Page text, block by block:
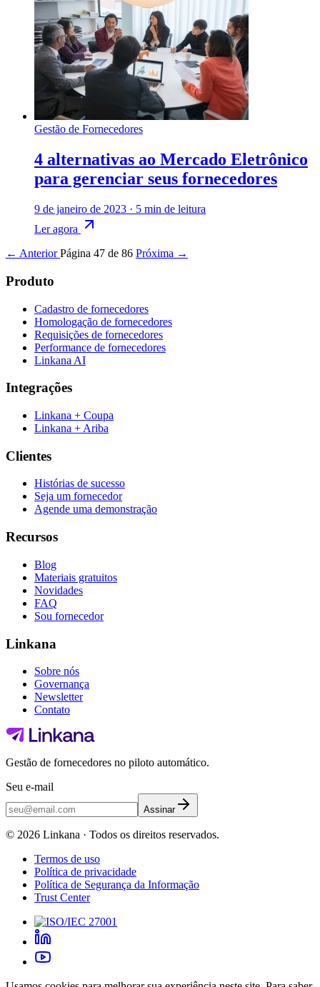
Gestão de Fornecedores
4 alternativas ao Mercado Eletrônico
para gerenciar seus fornecedores
9 de janeiro de 2023 · 5 min de leitura
Ler agora
← AnteriorPágina 47 de 86 Próxima →
Produto
Cadastro de fornecedores
Homologação de fornecedores
Requisições de fornecedores
Performance de fornecedores
Linkana AI
Integrações
Linkana + Coupa
Linkana + Ariba
Clientes
Histórias de sucesso
Seja um fornecedor
Agende uma demonstração
Recursos
Blog
Materiais gratuitos
Novidades
FAQ
Sou fornecedor
Linkana
Sobre nós
Governança
Newsletter
Contato
Gestão de fornecedores no piloto automático.
Seu e-mail
Assinar
© 2026 Linkana · Todos os direitos reservados.
Termos de uso
Política de privacidade
Política de Segurança da Informação
Trust Center